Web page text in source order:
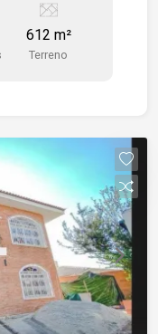
banheiro,
e forno,
de 20,4 x 30 m,
612 m²
Terreno